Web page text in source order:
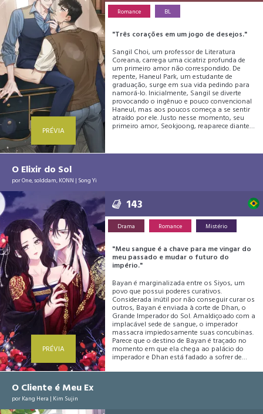
seu pensamento contrário a casamentos?
PRÉVIA
Romance BL
"Três corações em um jogo de desejos."
Sangil Choi, um professor de Literatura
Coreana, carrega uma cicatriz profunda de
um primeiro amor não correspondido. De
repente, Haneul Park, um estudante de
graduação, surge em sua vida pedindo para
namorá-lo. Inicialmente, Sangil se diverte
provocando o ingênuo e pouco convencional
Haneul, mas aos poucos começa a se sentir
atraído por ele. Justo nesse momento, seu
primeiro amor, Seokjoong, reaparece diante
O Elixir do Sol
porOne,solddam,KONN | Song Yi
PRÉVIA
143
Drama Romance Mistério
"Meu sangue é a chave para me vingar do
meu passado e mudar o futuro do
império."
Bayan é marginalizada entre os Siyos, um
povo que possui poderes curativos.
Considerada inútil por não conseguir curar os
outros, Bayan é enviada à corte de Dhan, o
Grande Imperador do Sol. Amaldiçoado com a
implacável sede de sangue, o imperador
massacra impiedosamente suas concubinas.
Parece que o destino de Bayan é traçado no
momento em que ela chega ao palácio do
imperador e Dhan está fadado a sofrer de
Dhan, podem mudar o destino um do outro.
O Cliente é Meu Ex
porKang Hera | Kim Sujin